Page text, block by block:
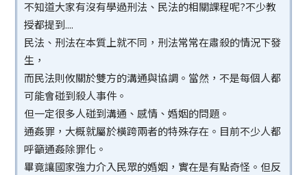
不知道大家有沒有學過刑法、民法的相關課程呢?不少教
授都提到....
民法、刑法在本質上就不同，刑法常常在肅殺的情況下發
生，
而民法則攸關於雙方的溝通與協調。當然，不是每個人都
可能會碰到殺人事件。
但一定很多人碰到溝通、感情、婚姻的問題。
通姦罪，大概就屬於橫跨兩者的特殊存在。目前不少人都
呼籲通姦除罪化。
畢竟讓國家強力介入民眾的婚姻，實在是有點奇怪。但反